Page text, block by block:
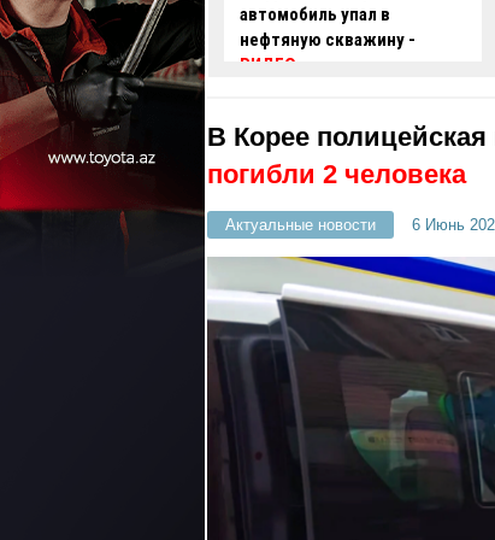
упал в
скважину -
задержаны два
автохулигана- ФОТО -
ВИДЕО
В Корее
погибли 2 человека
Актуальные новости 6 Июнь